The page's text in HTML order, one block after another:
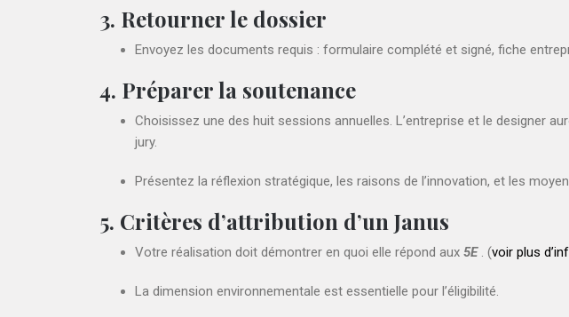
3. Retourner le dossier
Envoyez les documents requis : formulaire complété et signé, fiche
4. Préparer la soutenance
Choisissez une des huit sessions annuelles. L’entreprise et le designer
jury.
Présentez la réflexion stratégique, les raisons de l’innovation, et les
5. Critères d’attribution d’un Janus
Votre réalisation doit démontrer en quoi elle répond aux 5E . (voir plus
La dimension environnementale est essentielle pour l’éligibilité.